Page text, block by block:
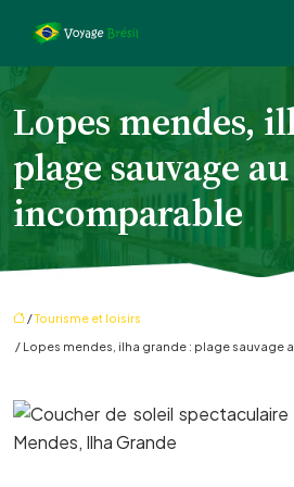
Lopes mendes,
plage sauvage
incomparable
/Tourisme et loisirs
/ Lopes mendes, ilha grande : plage sauvage